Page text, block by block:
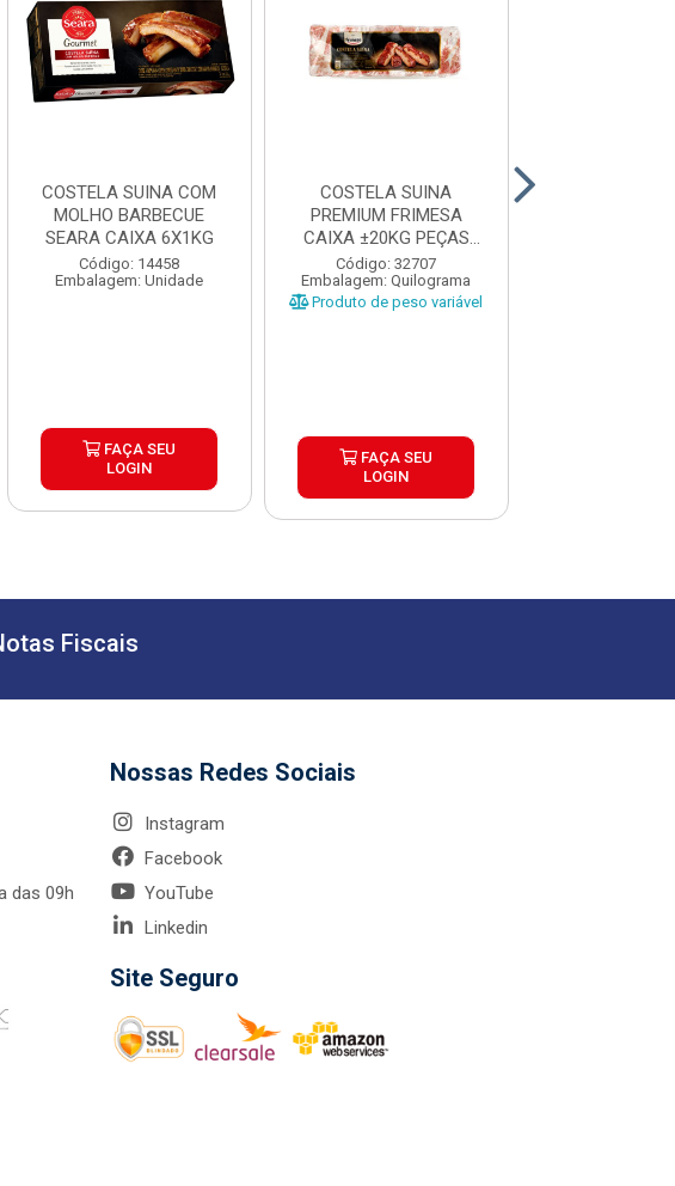
COSTELA SUINA COM
MOLHO BARBECUE
SEARA CAIXA 6X1KG
Código: 14458
Embalagem: Unidade
FAÇA SEU
LOGIN
COSTELA SUINA
PREMIUM FRIMESA
CAIXA ±20KG PEÇAS
±900G
Código: 32707
Embalagem: Quilograma
Produto de peso variável
FAÇA SEU
LOGIN
Fiscais
das 09h
Nossas Redes Sociais
Instagram
Facebook
YouTube
Linkedin
Site Seguro